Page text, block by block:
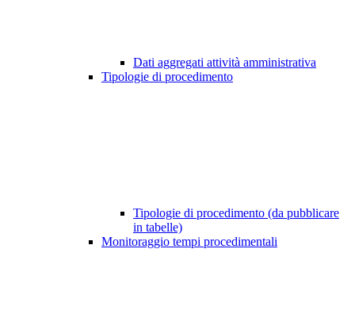
Dati aggregati attività amministrativa
Tipologie di procedimento
Tipologie di procedimento (da pubblicare
in tabelle)
Monitoraggio tempi procedimentali